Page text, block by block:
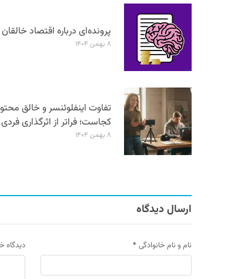
پرونده‌ای درباره اقتصاد
۸ بهمن ۱۴۰۴
تفاوت اینفلوئنسر و خالق
کجاست؛ فراتر از اثرگذاری فردی
۸ بهمن ۱۴۰۴
ارسال دیدگاه
نام و نام خانوادگی * دیدگاه